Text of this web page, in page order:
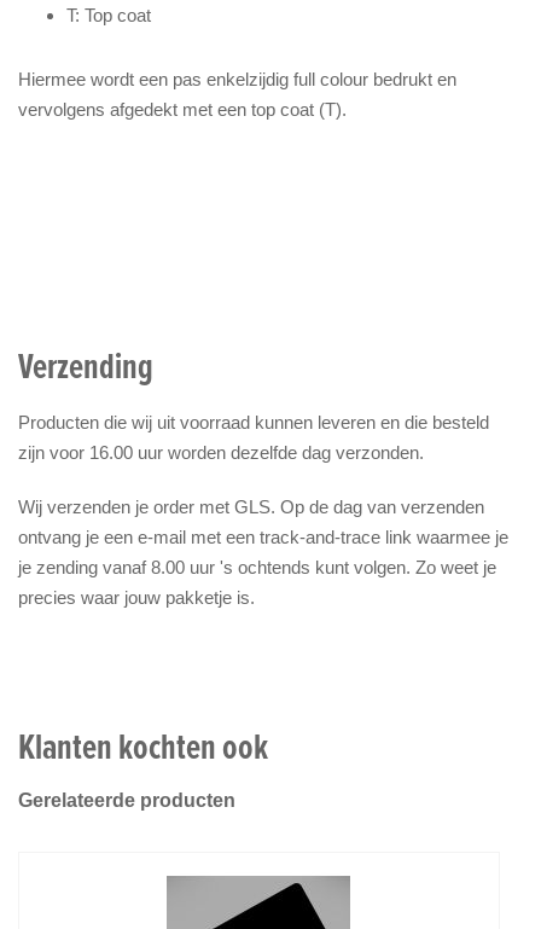
T: Top coat
Hiermee wordt een pas enkelzijdig full colour bedrukt en
vervolgens afgedekt met een top coat (T).
Verzending
Producten die wij uit voorraad kunnen leveren en die besteld
zijn voor 16.00 uur worden dezelfde dag verzonden.
Wij verzenden je order met GLS. Op de dag van verzenden
ontvang je een e-mail met een track-and-trace link waarmee je
je zending vanaf 8.00 uur 's ochtends kunt volgen. Zo weet je
precies waar jouw pakketje is.
Klanten kochten ook
Gerelateerde producten